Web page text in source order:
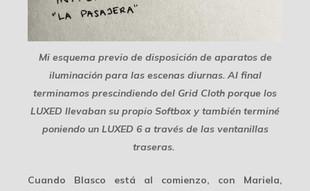
Mi esquema previo de disposición de aparatos de
iluminación para las escenas diurnas. Al final
terminamos prescindiendo del Grid Cloth porque los
LUXED llevaban su propio Softbox y también terminé
poniendo un LUXED 6 a través de las ventanillas
traseras.
Cuando Blasco está al comienzo, con Mariela,